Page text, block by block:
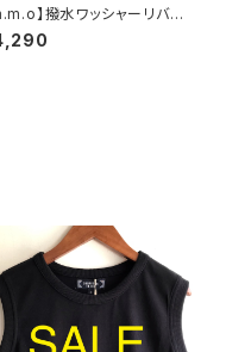
】撥水ワッシャーリバー
ルベスト ２WAY グレージ
リーサイズ CDF2756【エ